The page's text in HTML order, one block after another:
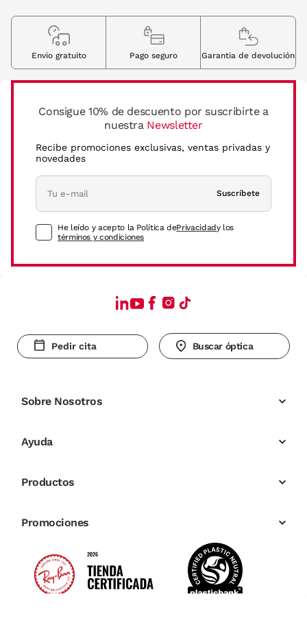
Consigue 10% de descuento por suscribirte a
nuestra Newsletter
Recibe promociones exclusivas, ventas privadas y
novedades
Suscríbete
He leído y acepto la Política dePrivacidady los
términos y condiciones
Envio gratuito Pago seguro Garantia de devolución
Pedir cita Buscar óptica
Sobre Nosotros
Ayuda
Productos
Promociones